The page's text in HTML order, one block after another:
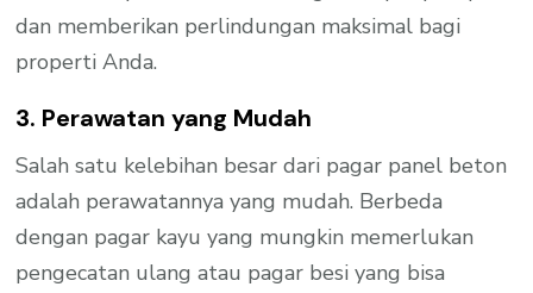
dan memberikan perlindungan maksimal bagi
properti Anda.
3. Perawatan yang Mudah
Salah satu kelebihan besar dari pagar panel beton
adalah perawatannya yang mudah. Berbeda
dengan pagar kayu yang mungkin memerlukan
pengecatan ulang atau pagar besi yang bisa